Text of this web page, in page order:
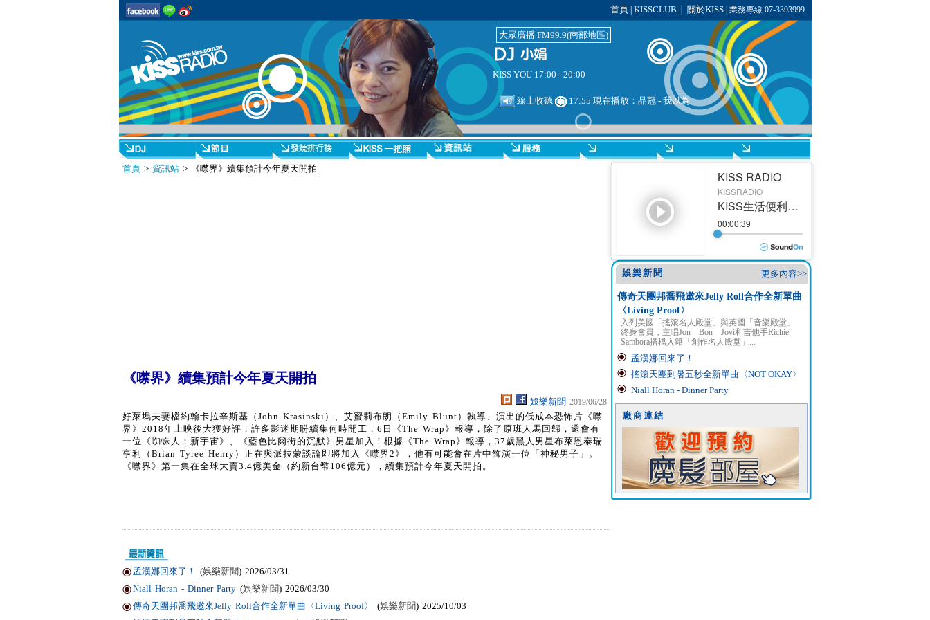
首頁 KISSCLUB 關於KISS| 業務專線 07-3393999
大眾廣播 FM99.9(南部地區)
KISS YOU 17:00 - 20:00
線上收聽 17:55 現在播放： 品冠- 我以為
首頁> 資訊站> 《噤界》續集預計今年夏天開拍
《噤界》續集預計今年夏天開拍
娛樂新聞 2019/06/28
好萊塢夫妻檔約翰卡拉辛斯基（John Krasinski）、艾蜜莉布朗（Emily Blunt）執導、演出的低成本恐怖片《噤
界》2018年上映後大獲好評，許多影迷期盼續集何時開工，6日《The Wrap》報導，除了原班人馬回歸，還會有
一位《蜘蛛人：新宇宙》、《藍色比爾街的沉默》男星加入！根據《The Wrap》報導，37歲黑人男星布萊恩泰瑞
亨利（Brian Tyree Henry）正在與派拉蒙談論即將加入《噤界2》，他有可能會在片中飾演一位「神秘男子」。
《噤界》第一集在全球大賣3.4億美金（約新台幣106億元），續集預計今年夏天開拍。
孟漢娜回來了！ (娛樂新聞) 2026/03/31
Niall Horan - Dinner Party (娛樂新聞) 2026/03/30
傳奇天團邦喬飛邀來Jelly Roll合作全新單曲〈Living Proof〉
(娛樂新聞) 2025/10/03
更多內容>>
娛樂新聞
傳奇天團邦喬飛邀來Jelly Roll合作全新單曲
〈Living Proof〉
入列美國「搖滾名人殿堂」與英國「音樂殿堂」
終身會員，主唱Jon Bon Jovi和吉他手Richie
Sambora搭檔入籍「創作名人殿堂」...
孟漢娜回來了！
搖滾天團到暑五秒全新單曲〈NOT OKAY〉
Niall Horan - Dinner Party
廠商連結